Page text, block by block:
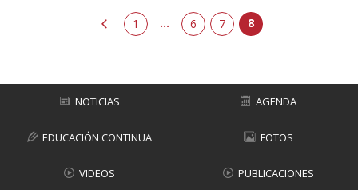
1 ... 6 7 8
NOTICIAS AGENDA
EDUCACIÓN CONTINUA FOTOS
VIDEOS PUBLICACIONES